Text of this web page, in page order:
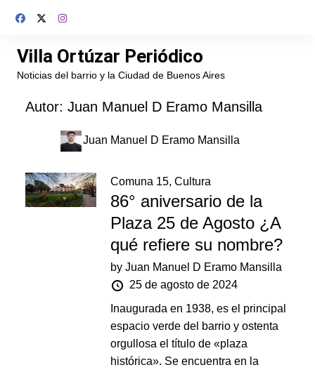
Villa Ortúzar Periódico
Noticias del barrio y la Ciudad de Buenos Aires
Autor: Juan Manuel D Eramo Mansilla
Juan Manuel D Eramo Mansilla
Comuna 15,Cultura
86° aniversario de la
Plaza 25 de Agosto ¿A
qué refiere su nombre?
byJuan Manuel D Eramo Mansilla
25 de agosto de 2024
Inaugurada en 1938, es el principal
espacio verde del barrio y ostenta
orgullosa el título de «plaza
histórica». Se encuentra en la